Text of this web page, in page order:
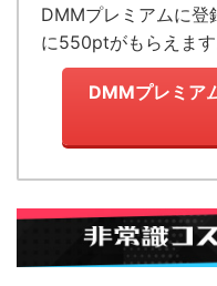
DMMプレミアムに登
に550ptがもらえます
DMMプレミア